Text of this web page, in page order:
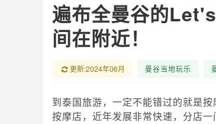
遍布全曼谷的
间在附近！
更新:2024年06月 曼谷当地玩乐
到泰国旅游，一定不能错过的就是
按摩店，近年发展非常快速，分店一